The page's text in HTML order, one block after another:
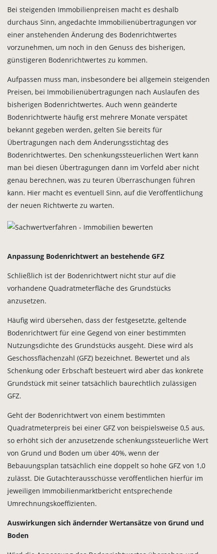
Bei steigenden Immobilienpreisen macht es deshalb
durchaus Sinn, angedachte Immobilienübertragungen vor
einer anstehenden Änderung des Bodenrichtwertes
vorzunehmen, um noch in den Genuss des bisherigen,
günstigeren Bodenrichtwertes zu kommen.
Aufpassen muss man, insbesondere bei allgemein steigenden
Preisen, bei Immobilienübertragungen nach Auslaufen des
bisherigen Bodenrichtwertes. Auch wenn geänderte
Bodenrichtwerte häufig erst mehrere Monate verspätet
bekannt gegeben werden, gelten Sie bereits für
Übertragungen nach dem Änderungsstichtag des
Bodenrichtwertes. Den schenkungssteuerlichen Wert kann
man bei diesen Übertragungen dann im Vorfeld aber nicht
genau berechnen, was zu teuren Überraschungen führen
kann. Hier macht es eventuell Sinn, auf die Veröffentlichung
der neuen Richtwerte zu warten.
Anpassung Bodenrichtwert an bestehende GFZ
Schließlich ist der Bodenrichtwert nicht stur auf die
vorhandene Quadratmeterfläche des Grundstücks
anzusetzen.
Häufig wird übersehen, dass der festgesetzte, geltende
Bodenrichtwert für eine Gegend von einer bestimmten
Nutzungsdichte des Grundstücks ausgeht. Diese wird als
Geschossflächenzahl (GFZ) bezeichnet. Bewertet und als
Schenkung oder Erbschaft besteuert wird aber das konkrete
Grundstück mit seiner tatsächlich baurechtlich zulässigen
GFZ.
Geht der Bodenrichtwert von einem bestimmten
Quadratmeterpreis bei einer GFZ von beispielsweise 0,5 aus,
so erhöht sich der anzusetzende schenkungssteuerliche Wert
von Grund und Boden um über 40%, wenn der
Bebauungsplan tatsächlich eine doppelt so hohe GFZ von 1,0
zulässt. Die Gutachterausschüsse veröffentlichen hierfür im
jeweiligen Immobilienmarktbericht entsprechende
Umrechnungskoeffizienten.
Auswirkungen sich ändernder Wertansätze von Grund und
Boden